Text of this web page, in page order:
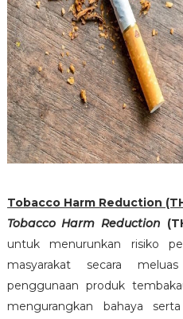
Tobacco Harm Reduction
Tobacco Harm Reduction
untuk menurunkan risiko
masyarakat secara
penggunaan produk
mengurangkan bahaya